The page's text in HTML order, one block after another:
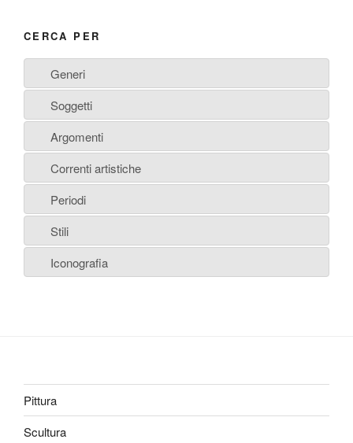
CERCA PER
Generi
Soggetti
Argomenti
Correnti artistiche
Periodi
Stili
Iconografia
Pittura
Scultura